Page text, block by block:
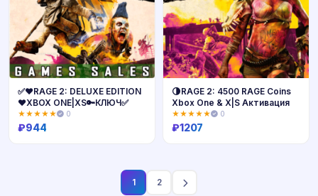
✅❤️RAGE 2: DELUXE EDITION
❤️XBOX ONE|XS🔑КЛЮЧ✅
★★★★★ 0
₽944
🌗RAGE 2: 4500 RAGE Coins
Xbox One & X|S Активация
★★★★★ 0
₽1207
1 2